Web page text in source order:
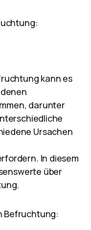
kann es
darunter
Ursachen
In diesem
über
Befruchtung: